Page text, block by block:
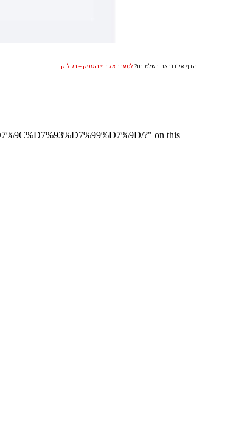
הדף אינו נראה בשלמותו? למעבר אל דף הספק – בקליק